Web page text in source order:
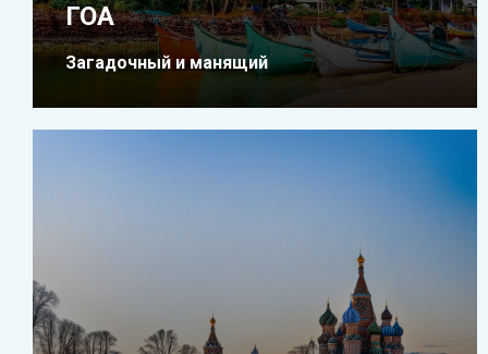
ГОА
Загадочный и манящий